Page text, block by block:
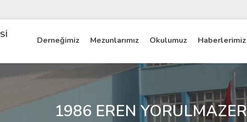
Derneğimiz Mezunlarımız Okulumuz Haberlerimiz
1986 EREN YORULMAZER